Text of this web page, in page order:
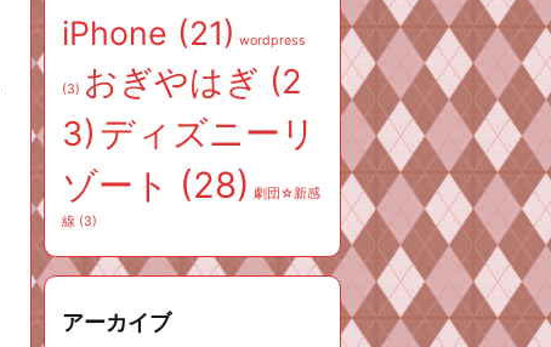
iPhone (21) wordpress
(3) おぎやはぎ (2
3) ディズニーリ
ゾート (28) 劇団☆新感
線 (3)
アーカイブ